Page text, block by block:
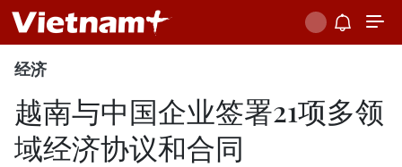
经济
越南与中国企业签署21项多领
域经济协议和合同